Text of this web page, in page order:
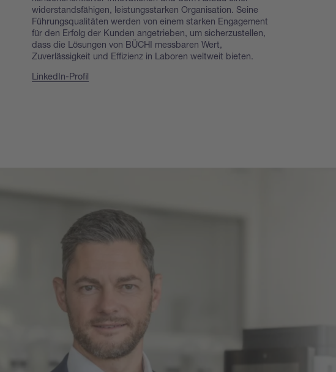
widerstandsfähigen, leistungsstarken Organisation. Seine
Führungsqualitäten werden von einem starken Engagement
für den Erfolg der Kunden angetrieben, um sicherzustellen,
dass die Lösungen von BÜCHI messbaren Wert,
Zuverlässigkeit und Effizienz in Laboren weltweit bieten.
LinkedIn-Profil